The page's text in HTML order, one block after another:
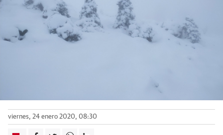
viernes, 24 enero 2020, 08:30